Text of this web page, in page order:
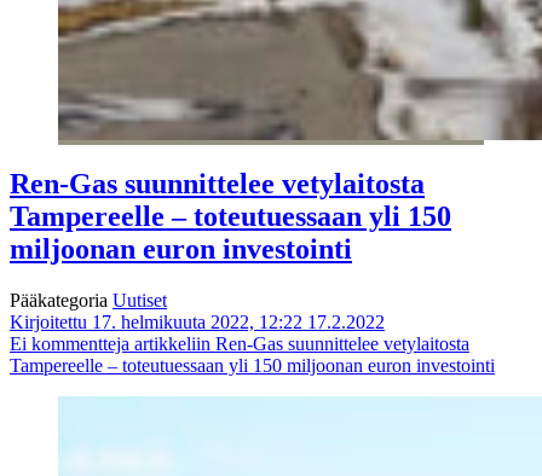
Ren-Gas suunnittelee vetylaitosta
Tampereelle – toteutuessaan yli 150
miljoonan euron investointi
Pääkategoria Uutiset
Kirjoitettu 17. helmikuuta 2022, 12:22 17.2.2022
Ei kommentteja artikkeliin Ren-Gas suunnittelee vetylaitosta
Tampereelle – toteutuessaan yli 150 miljoonan euron investointi